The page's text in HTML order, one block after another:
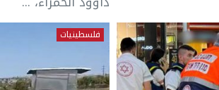
فلسطينيات